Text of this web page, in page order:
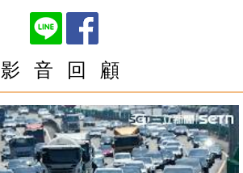
影 音 回 顧